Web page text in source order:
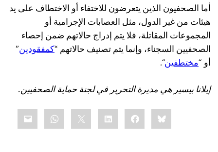
أما الصحفيون الذين يتعرضون للاختفاء أو الاختطاف على يد
هيئات من غير الدول، مثل العصابات الإجرامية أو
المجموعات المقاتلة، فلا يتم إدراج حالاتهم ضمن إحصاء
الصحفيين السجناء، وإنما يتم تصنيف حالاتهم “كمفقودين”
أو “مختطفين“.
إيلانا بيسير هي مديرة التحرير في لجنة حماية الصحفيين.
Bluesky
Facebook
LinkedIn